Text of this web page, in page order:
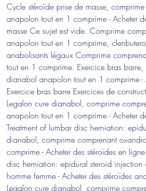
Cycle stéroïde prise de masse,
anapolon tout en 1 comprime - Acheter
masse Ce sujet est vide. Comprime
anapolon tout en 1 comprime,
anabolisants légaux Comprime
tout en 1 comprime. Exercice bras
dianabol anapolon tout en 1 comprime -
Exercice bras barre Exercices de
Legalon cure dianabol, comprime
anapolon tout en 1 comprime - Acheter
Treatment of lumbar disc herniation:
dianabol, comprime comprenant
comprime - Acheter des stéroïdes en
disc herniation: epidural steroid
homme femme - Acheter des stéroïdes
Legalon cure dianabol, comprime